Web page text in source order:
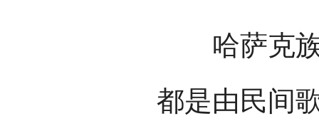
哈萨克族
都是由民间